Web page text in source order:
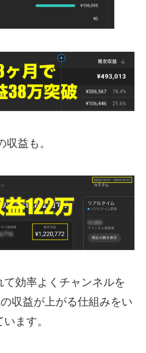
益も。
効率よくチャンネルを
収益が上がる仕組みをい
ます。